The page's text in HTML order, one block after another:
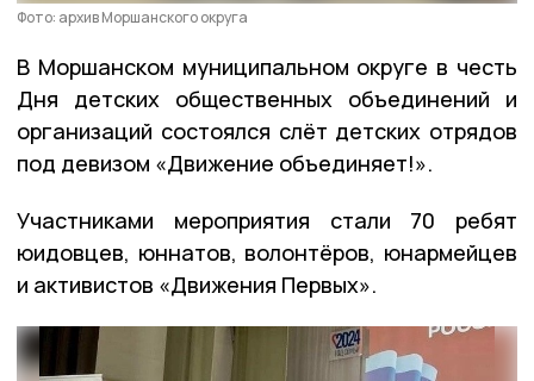
Фото: архив Моршанского округа
В Моршанском муниципальном округе в честь
Дня детских общественных объединений и
организаций состоялся слёт детских отрядов
под девизом «Движение объединяет!».
Участниками мероприятия стали 70 ребят
юидовцев, юннатов, волонтёров, юнармейцев
и активистов «Движения Первых».